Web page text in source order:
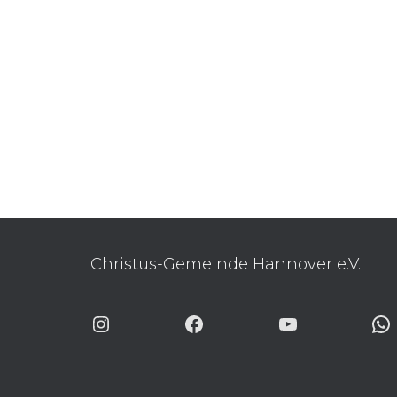
Christus-Gemeinde Hannover e.V.